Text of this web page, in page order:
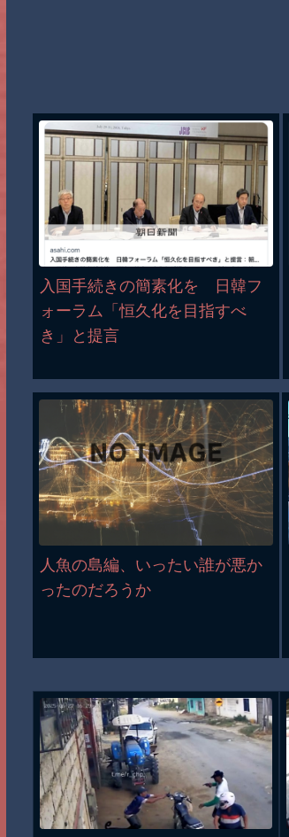
入国手続きの簡素化を 日韓フ
ォーラム「恒久化を目指すべ
き」と提言
人魚の島編、いったい誰が悪か
ったのだろうか